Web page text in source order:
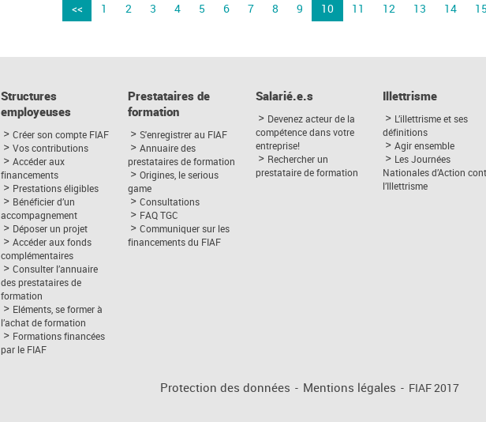
<< 1 2 3 4 5 6 7 8 9 10 11 12 13 14 15
Structures
employeuses
Créer son compte FIAF
Vos contributions
Accéder aux
financements
Prestations éligibles
Bénéficier d’un
accompagnement
Déposer un projet
Accéder aux fonds
complémentaires
Consulter l’annuaire
des prestataires de
formation
Eléments, se former à
l’achat de formation
Formations financées
par le FIAF
Prestataires de
formation
S'enregistrer au FIAF
Annuaire des
prestataires de formation
Origines, le serious
game
Consultations
FAQ TGC
Communiquer sur les
financements du FIAF
Salarié.e.s
Devenez acteur de la
compétence dans votre
entreprise!
Rechercher un
prestataire de formation
Illettrisme
L’illettrisme et ses
définitions
Agir ensemble
Les Journées
Nationales d’Action
l’Illettrisme
Protection des données - Mentions légales - FIAF 2017